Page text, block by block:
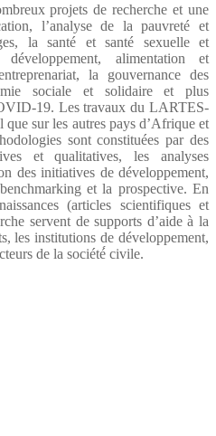
projets de recherche et une
l’analyse de la pauvreté et
la santé et santé sexuelle et
alimentation et
la gouvernance des
sociale et solidaire et plus
19. Les travaux du LARTES-
sur les autres pays d’Afrique et
sont constituées par des
et qualitatives, les analyses
des initiatives de développement,
et la prospective. En
(articles scientifiques et
servent de supports d’aide à la
les institutions de développement,
de la société́ civile.